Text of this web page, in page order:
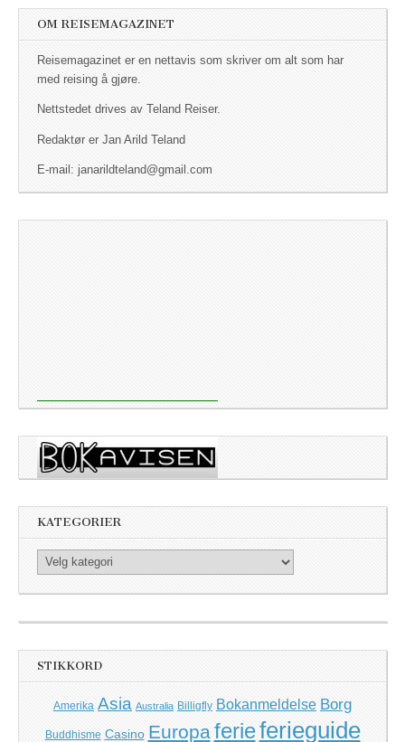
OM REISEMAGAZINET
Reisemagazinet er en nettavis som skriver om alt som har
med reising å gjøre.
Nettstedet drives av Teland Reiser.
Redaktør er Jan Arild Teland
E-mail: janarildteland@gmail.com
KATEGORIER
Kategorier
STIKKORD
Amerika Asia Australia Billigfly Bokanmeldelse Borg
Buddhisme Casino Europaferieferieguide